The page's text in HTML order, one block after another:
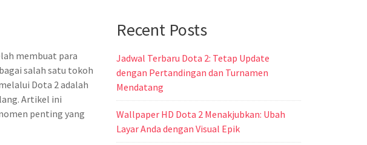
membuat para
salah satu tokoh
Dota 2 adalah
Artikel ini
penting yang
Recent Posts
Jadwal Terbaru Dota 2: Tetap Update
dengan Pertandingan dan Turnamen
Mendatang
Wallpaper HD Dota 2 Menakjubkan: Ubah
Layar Anda dengan Visual Epik